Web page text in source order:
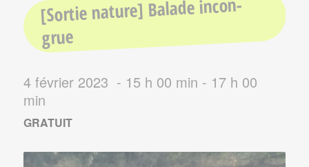
[Sortie nature] Balade incon-
grue
4 février 2023 - 15 h 00 min - 17 h 00
min
GRATUIT